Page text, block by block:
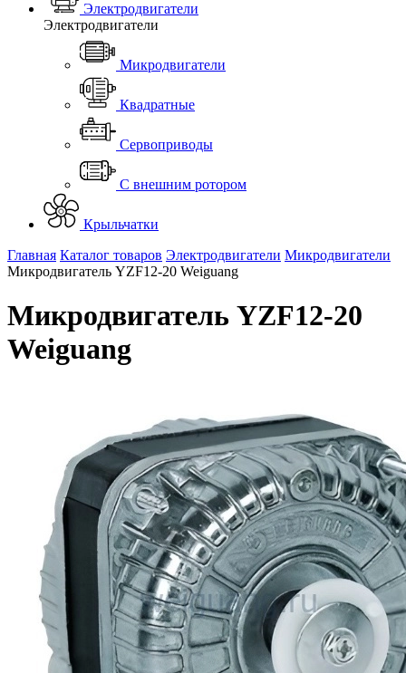
Электродвигатели
Электродвигатели
Микродвигатели
Квадратные
Сервоприводы
С внешним ротором
Крыльчатки
Главная Каталог товаров Электродвигатели Микродвигатели
Микродвигатель YZF12-20 Weiguang
Микродвигатель YZF12-20
Weiguang